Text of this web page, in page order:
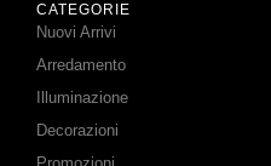
CATEGORIE
Nuovi Arrivi
Arredamento
Illuminazione
Decorazioni